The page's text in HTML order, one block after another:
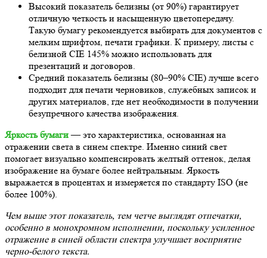
Высокий показатель белизны (от 90%) гарантирует
отличную четкость и насыщенную цветопередачу.
Такую бумагу рекомендуется выбирать для документов с
мелким шрифтом, печати графики. К примеру, листы с
белизной CIE 145% можно использовать для
презентаций и договоров.
Средний показатель белизны (80–90% CIE) лучше всего
подходит для печати черновиков, служебных записок и
других материалов, где нет необходимости в получении
безупречного качества изображения.
Яркость бумаги— это характеристика, основанная на
отражении света в синем спектре. Именно синий свет
помогает визуально компенсировать желтый оттенок, делая
изображение на бумаге более нейтральным. Яркость
выражается в процентах и измеряется по стандарту ISO (не
более 100%).
Чем выше этот показатель, тем четче выглядят отпечатки,
особенно в монохромном исполнении, поскольку усиленное
отражение в синей области спектра улучшает восприятие
черно-белого текста.